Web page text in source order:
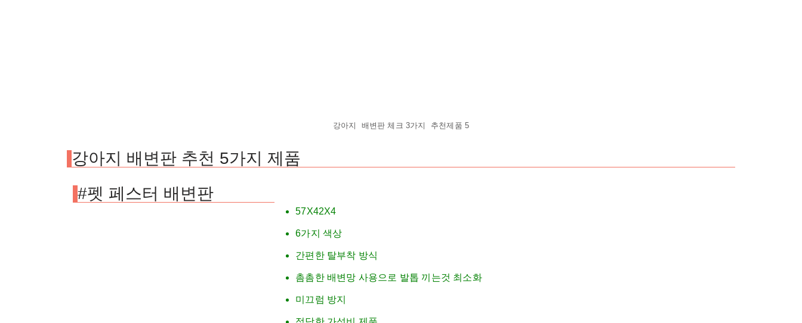
강아지 배변판 체크 3가지 추천제품 5
강아지 배변판 추천 5가지 제품
#펫 페스터 배변판
57X42X4
6가지 색상
간편한 탈부착 방식
촘촘한 배변망 사용으로 발톱 끼는것 최소화
미끄럼 방지